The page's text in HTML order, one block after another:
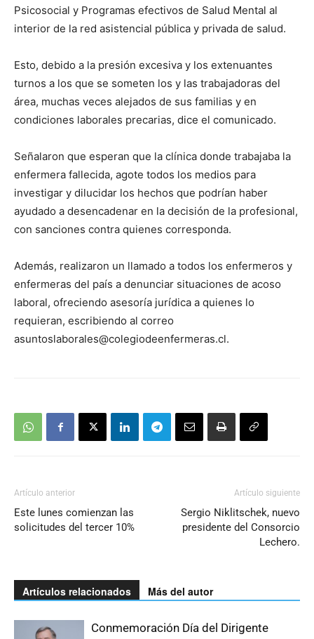
Psicosocial y Programas efectivos de Salud Mental al
interior de la red asistencial pública y privada de salud.
Esto, debido a la presión excesiva y los extenuantes
turnos a los que se someten los y las trabajadoras del
área, muchas veces alejados de sus familias y en
condiciones laborales precarias, dice el comunicado.
Señalaron que esperan que la clínica donde trabajaba la
enfermera fallecida, agote todos los medios para
investigar y dilucidar los hechos que podrían haber
ayudado a desencadenar en la decisión de la profesional,
con sanciones contra quienes corresponda.
Además, realizaron un llamado a todos los enfermeros y
enfermeras del país a denunciar situaciones de acoso
laboral, ofreciendo asesoría jurídica a quienes lo
requieran, escribiendo al correo
asuntoslaborales@colegiodeenfermeras.cl.
Artículo anterior
Este lunes comienzan las
solicitudes del tercer 10%
Artículo siguiente
Sergio Niklitschek, nuevo
presidente del Consorcio
Lechero.
Artículos relacionados Más del autor
Conmemoración Día del Dirigente